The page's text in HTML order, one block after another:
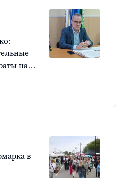
на
в